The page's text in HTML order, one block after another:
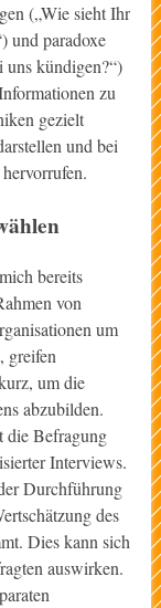
(„Wie sieht Ihr
und paradoxe
uns kündigen?“)
zu
gezielt
und bei
bereits
von
um
greifen
um die
abzubilden.
die Befragung
Interviews.
Durchführung
des
Dies kann sich
auswirken.